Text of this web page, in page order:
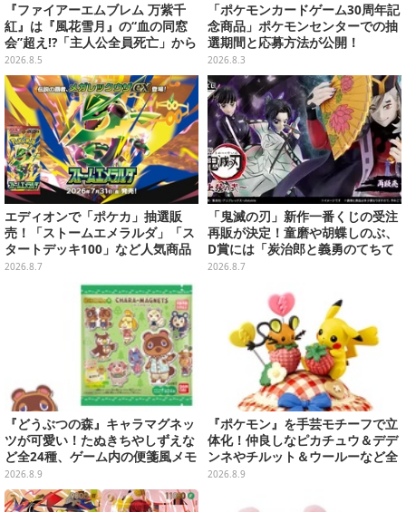
『ファイアーエムブレム 万紫千
紅』は『風花雪月』の“血の同窓
会”超え!?「主人公全員死亡」から
始まる物語は、様々なシリーズ作
を想起させる
2026.8.5
「ポケモンカードゲーム30周年記
念商品」ポケモンセンターでの抽
選期間と応募方法が公開！
2026.8.3
エディオンで「ポケカ」抽選販
売！「ストームエメラルダ」「ス
タートデッキ100」など人気商品
が対象
2026.8.7
「鬼滅の刃」新作一番くじの受注
再販が決定！童磨や胡蝶しのぶ、
D賞には「炭治郎と義勇のてちて
ちフィギュア」も
2026.8.7
『どうぶつの森』キャラマグネッ
ツが可愛い！たぬきちやしずえな
ど全24種、ゲーム内の便箋風メモ
カード全10種も
2026.8.9
『ポケモン』を手芸モチーフで立
体化！仲良しなピカチュウ＆デデ
ンネやチルット＆ウールーなど全
6種
2026.8.9